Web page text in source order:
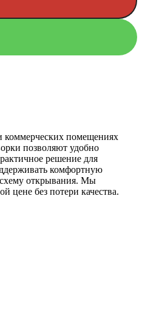
коммерческих помещениях
позволяют удобно
решение для
комфортную
схему открывания. Мы
цене без потери качества.